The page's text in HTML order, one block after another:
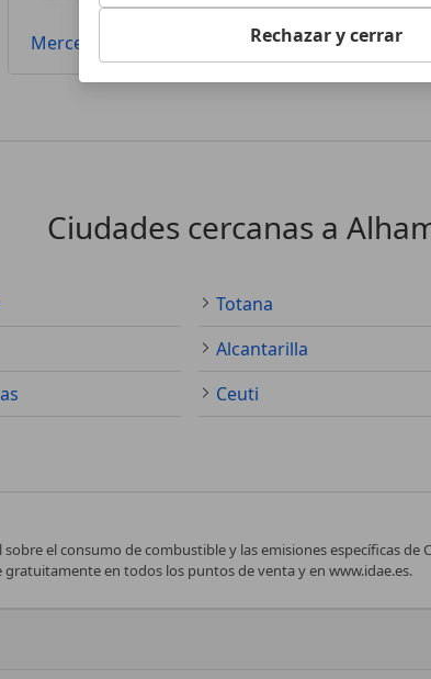
BMW X5
Ciudades cercanas a
Totana
Alcantarilla
Ceuti
el consumo de combustible y las emisiones específicas
gratuitamente en todos los puntos de venta y en www.idae.es.
Rechazar y cerrar